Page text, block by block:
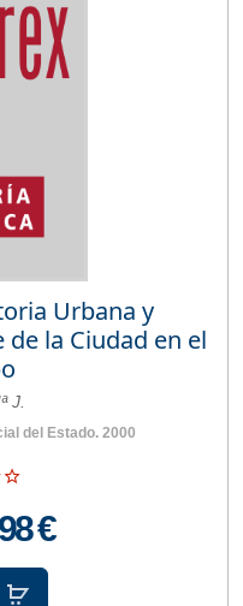
Urbana y
la Ciudad en el
J.
del Estado. 2000
€